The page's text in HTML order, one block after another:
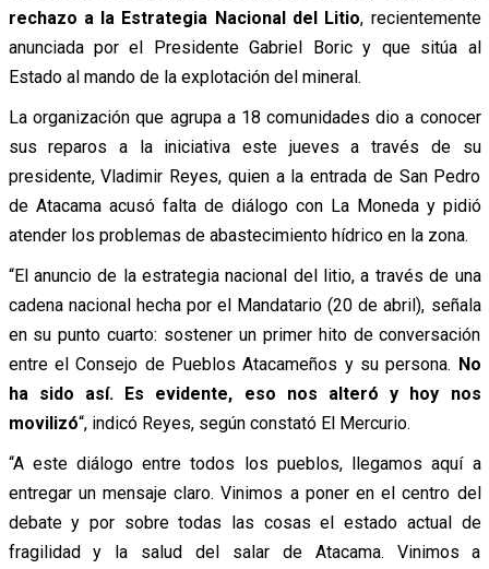
rechazo a la Estrategia Nacional del Litio, recientemente
anunciada por el Presidente Gabriel Boric y que sitúa al
Estado al mando de la explotación del mineral.
La organización que agrupa a 18 comunidades dio a conocer
sus reparos a la iniciativa este jueves a través de su
presidente, Vladimir Reyes, quien a la entrada de San Pedro
de Atacama acusó falta de diálogo con La Moneda y pidió
atender los problemas de abastecimiento hídrico en la zona.
“El anuncio de la estrategia nacional del litio, a través de una
cadena nacional hecha por el Mandatario (20 de abril), señala
en su punto cuarto: sostener un primer hito de conversación
entre el Consejo de Pueblos Atacameños y su persona. No
ha sido así. Es evidente, eso nos alteró y hoy nos
movilizó“, indicó Reyes, según constató El Mercurio.
“A este diálogo entre todos los pueblos, llegamos aquí a
entregar un mensaje claro. Vinimos a poner en el centro del
debate y por sobre todas las cosas el estado actual de
fragilidad y la salud del salar de Atacama. Vinimos a